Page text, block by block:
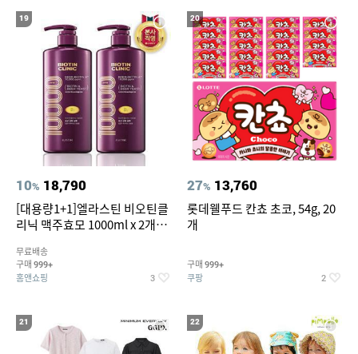
19
10% 18,790
[대용량1+1]엘라스틴 비오틴클
리닉 맥주효모 1000ml x 2개
무료배송
구매 999+
홈앤쇼핑 3
20
27% 13,760
롯데웰푸드 칸쵸 초코, 54g, 20
개
구매 999+
쿠팡 2
21 22